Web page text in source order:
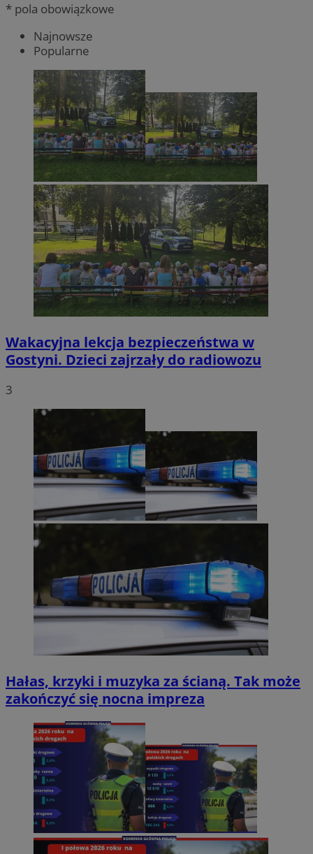
* pola obowiązkowe
Najnowsze
Popularne
Wakacyjna lekcja bezpieczeństwa w
Gostyni. Dzieci zajrzały do radiowozu
3
Hałas, krzyki i muzyka za ścianą. Tak może
zakończyć się nocna impreza